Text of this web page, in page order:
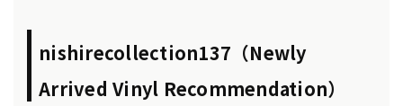
nishirecollection137（Newly
Arrived Vinyl Recommendation）